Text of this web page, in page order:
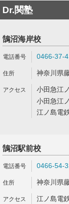
Dr.関塾
鵠沼海岸校
0466-37-
神奈川県
小田急江
小田急江
江ノ島電
鵠沼駅前校
0466-54-
神奈川県
江ノ島電